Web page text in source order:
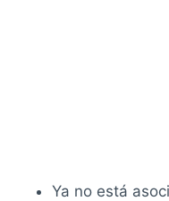
Ya no está